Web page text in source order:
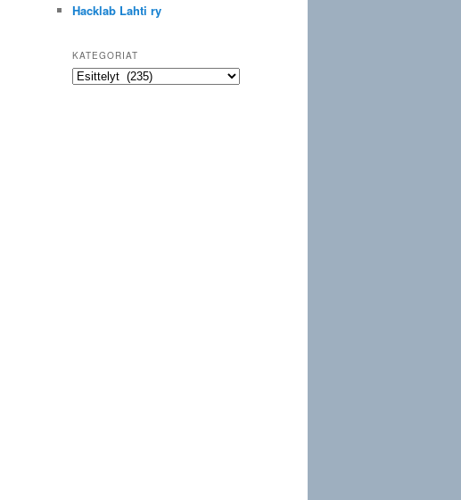
Hacklab Lahti ry
KATEGORIAT
Kategoriat